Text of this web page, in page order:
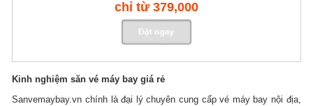
chỉ từ 379,000
Kinh nghiệm săn vé máy bay giá rẻ
Sanvemaybay.vn chính là đại lý chuyên cung cấp vé máy bay nội địa,